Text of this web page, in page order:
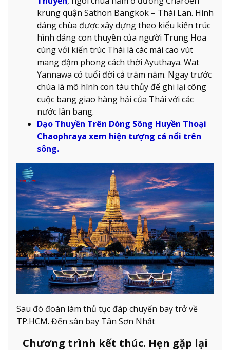
krung quận Sathon Bangkok – Thái Lan. Hình
dáng chùa được xây dựng theo kiểu kiến trúc
hình dáng con thuyền của người Trung Hoa
cùng với kiến trúc Thái là các mái cao vút
mang đậm phong cách thời Ayuthaya. Wat
Yannawa có tuổi đời cả trăm năm. Ngay trước
chùa là mô hình con tàu thủy để ghi lại công
cuộc bang giao hàng hải của Thái với các
nước lân bang.
Dạo Thuyền Trên Dòng Sông Huyền Thoại
Chaophraya xem hiện tượng cá nổi trên
sông.
Sau đó đoàn làm thủ tục đáp chuyến bay trở về
TP.HCM. Đến sân bay Tân Sơn Nhất
Chương trình kết thúc. Hẹn gặp lại